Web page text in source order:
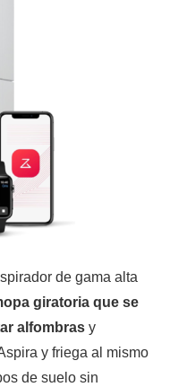
de gama alta
giratoria que se
alfombras y
y friega al mismo
de suelo sin